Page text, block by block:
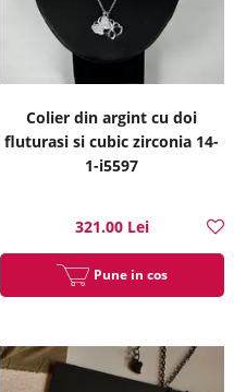
Colier din argint cu doi
fluturasi si cubic zirconia 14-
1-i5597
321.00 Lei
Pune in cos